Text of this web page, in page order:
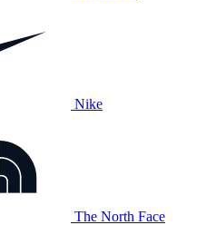
Nike
The North Face